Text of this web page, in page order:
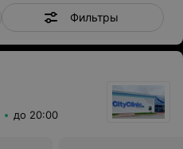
Фильтры
до 20:00